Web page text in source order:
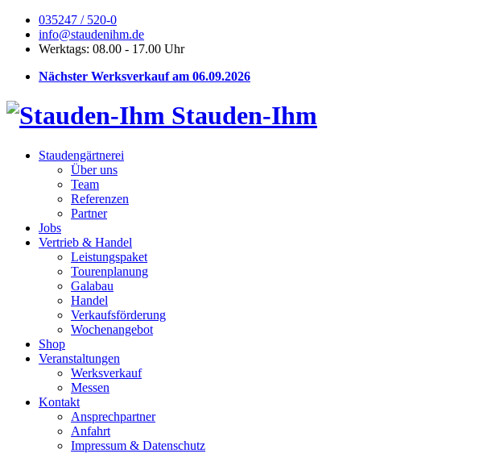
035247 / 520-0
info@staudenihm.de
Werktags: 08.00 - 17.00 Uhr
Nächster Werksverkauf am 06.09.2026
Stauden-Ihm
Staudengärtnerei
Über uns
Team
Referenzen
Partner
Jobs
Vertrieb & Handel
Leistungspaket
Tourenplanung
Galabau
Handel
Verkaufsförderung
Wochenangebot
Shop
Veranstaltungen
Werksverkauf
Messen
Kontakt
Ansprechpartner
Anfahrt
Impressum & Datenschutz